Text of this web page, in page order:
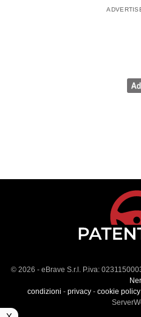
© 2026 - eBrave S.r.l. P.iva:
condizioni - privacy- cookie policy